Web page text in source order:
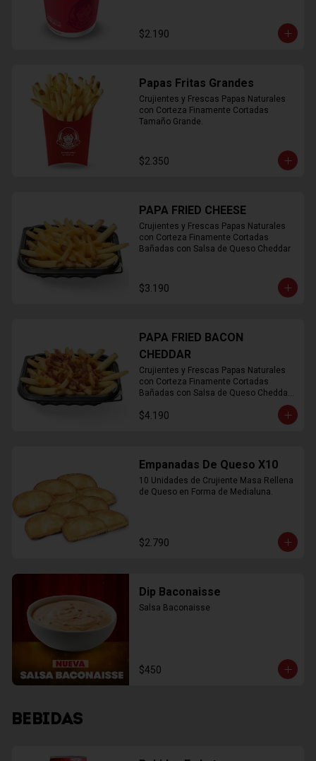
$2.190
Papas Fritas Grandes
Crujientes y Frescas Papas Naturales
con Corteza Finamente Cortadas
Tamaño Grande.
$2.350
PAPA FRIED CHEESE
Crujientes y Frescas Papas Naturales
con Corteza Finamente Cortadas
Bañadas con Salsa de Queso Cheddar
$3.190
PAPA FRIED BACON
CHEDDAR
Crujientes y Frescas Papas Naturales
con Corteza Finamente Cortadas
Bañadas con Salsa de Queso Cheddar
$4.190
Empanadas De Queso X10
10 Unidades de Crujiente Masa Rellena
de Queso en Forma de Medialuna.
$2.790
Dip Baconaisse
Salsa Baconaisse
$450
BEBIDAS